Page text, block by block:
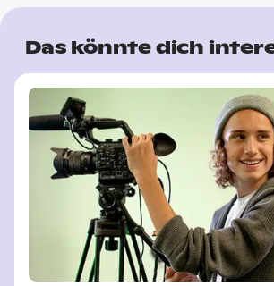
Das könnte dich